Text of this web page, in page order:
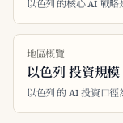
以色列 的核心 AI 戰略
地區概覽
以色列 投資規模
以色列 的 AI 投資口徑